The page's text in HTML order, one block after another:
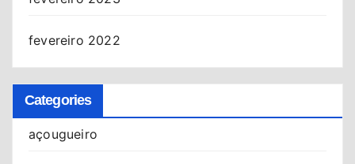
fevereiro 2022
Categories
açougueiro